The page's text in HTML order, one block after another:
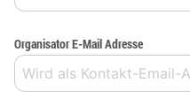
Organisator E-Mail Adresse